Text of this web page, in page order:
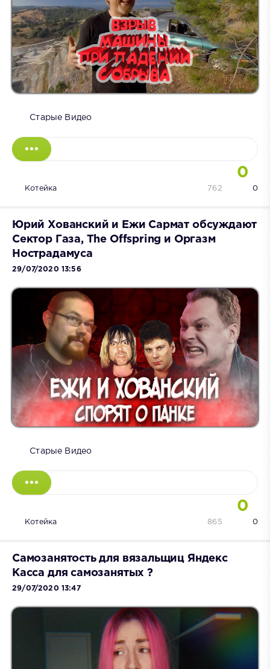
Старые Видео
0
Котейка 0
762
Юрий Хованский и Ежи Сармат обсуждают
Сектор Газа, The Offspring и Оргазм
Нострадамуса
29/07/2020 13:56
Старые Видео
0
Котейка 0
865
Самозанятость для вязальщиц Яндекс
Касса для самозанятых ?
29/07/2020 13:47